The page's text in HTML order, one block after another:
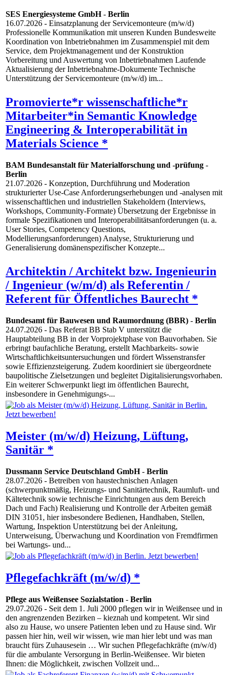
SES Energiesysteme GmbH- Berlin
16.07.2026 - Einsatzplanung der Servicemonteure (m/w/d)
Professionelle Kommunikation mit unseren Kunden Bundesweite
Koordination von Inbetriebnahmen im Zusammenspiel mit dem
Service, dem Projektmanagement und der Konstruktion
Vorbereitung und Auswertung von Inbetriebnahmen Laufende
Aktualisierung der Inbetriebnahme-Dokumente Technische
Unterstützung der Servicemonteure (m/w/d) im...
Promovierte*r wissenschaftliche*r
Mitarbeiter*in Semantic Knowledge
Engineering & Interoperabilität in
Materials Science *
BAM Bundesanstalt für Materialforschung und -prüfung -
Berlin
21.07.2026 - Konzeption, Durchführung und Moderation
strukturierter Use-Case Anforderungserhebungen und -analysen mit
wissenschaftlichen und industriellen Stakeholdern (Interviews,
Workshops, Community-Formate) Übersetzung der Ergebnisse in
formale Spezifikationen und Interoperabilitätsanforderungen (u. a.
User Stories, Competency Questions,
Modellierungsanforderungen) Analyse, Strukturierung und
Generalisierung domänenspezifischer Konzepte...
Architektin / Architekt bzw. Ingenieurin
/ Ingenieur (w/m/d) als Referentin /
Referent für Öffentliches Baurecht *
Bundesamt für Bauwesen und Raumordnung (BBR) - Berlin
24.07.2026 - Das Referat BB Stab V unterstützt die
Hauptabteilung BB in der Vorprojektphase von Bauvorhaben. Sie
erbringt baufachliche Beratung, erstellt Machbarkeits- sowie
Wirtschaftlichkeitsuntersuchungen und fördert Wissenstransfer
sowie Effizienzsteigerung. Zudem koordiniert sie übergeordnete
baupolitische Zielsetzungen und begleitet Digitalisierungsvorhaben.
Ein weiterer Schwerpunkt liegt im öffentlichen Baurecht,
insbesondere in Genehmigungs-...
Meister (m/w/d) Heizung, Lüftung,
Sanitär *
Dussmann Service Deutschland GmbH- Berlin
28.07.2026 - Betreiben von haustechnischen Anlagen
(schwerpunktmäßig, Heizungs- und Sanitärtechnik, Raumluft- und
Kältetechnik sowie technische Einrichtungen aus dem Bereich
Dach und Fach) Realisierung und Kontrolle der Arbeiten gemäß
DIN 31051, hier insbesondere Bedienen, Handhaben, Stellen,
Wartung, Inspektion Unterstützung bei der Anleitung,
Unterweisung, Überwachung und Koordination von Fremdfirmen
bei Wartungs- und...
Pflegefachkräft (m/w/d) *
Pflege aus Weißensee Sozialstation - Berlin
29.07.2026 - Seit dem 1. Juli 2000 pflegen wir in Weißensee und in
den angrenzenden Bezirken – kieznah und kompetent. Wir sind
also zu Hause, wo unsere Patienten leben und zu Hause sind. Wir
passen hier hin, weil wir wissen, wie man hier lebt und was man
braucht fürs Zuhausesein … Wir suchen Pflegefachkräfte (m/w/d)
für die ambulante Versorgung in Berlin-Weißensee. Wir bieten
Ihnen: die Möglichkeit, zwischen Vollzeit und...